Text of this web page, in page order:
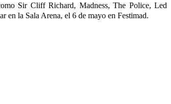
Sir Cliff Richard, Madness, The Police, Led
en la Sala Arena, el 6 de mayo en Festimad.